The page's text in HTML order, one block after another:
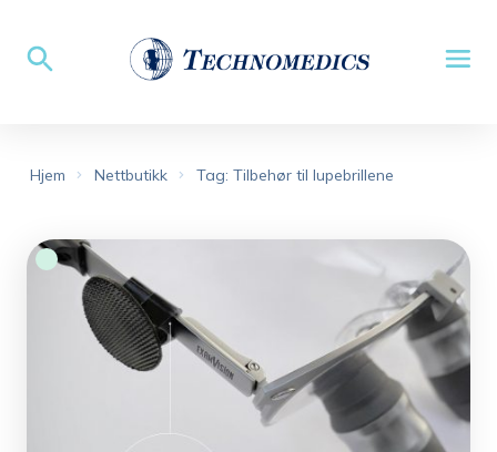
Hjem Nettbutikk Tag: Tilbehør til lupebrillene